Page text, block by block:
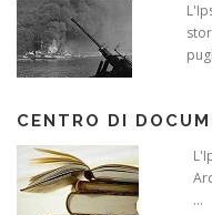
CENTRO DI
...